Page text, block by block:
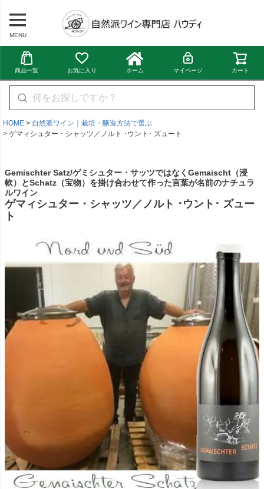
MENU
商品一覧 お気に入り ホーム マイページ カート
HOME
自然派ワイン｜栽培・醸造方法で選ぶ
ゲマィシュター・シャッツ／ノルト ･ウント･ ズュート
Gemischter Satz/ゲミシュター・サッツではなくGemaischt（浸
軟）とSchatz（宝物）を掛け合わせて作った言葉が名前のナチュラ
ルワイン
ゲマィシュター・シャッツ／ノルト ･ウント･ ズュー
ト